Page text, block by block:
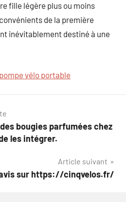
fille légère plus ou moins
de la première
inévitablement destiné à une
pompe vélo portable
bougies parfumées chez
les intégrer.
Article suivant
sur https://cinqvelos.fr/